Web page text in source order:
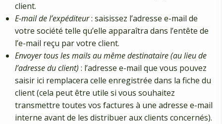
client.
E-mail de l’expéditeur: saisissez l’adresse e-mail de
votre société telle qu’elle apparaîtra dans l’entête de
l’e-mail reçu par votre client.
Envoyer tous les mails au même destinataire (au lieu de
l’adresse du client) : l’adresse e-mail que vous pouvez
saisir ici remplacera celle enregistrée dans la fiche du
client (cela peut être utile si vous souhaitez
transmettre toutes vos factures à une adresse e-mail
interne avant de les distribuer aux clients concernés).